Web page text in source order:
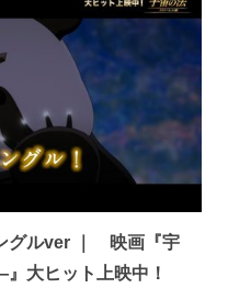
グルver ｜ 映画『宇
大ヒット上映中！